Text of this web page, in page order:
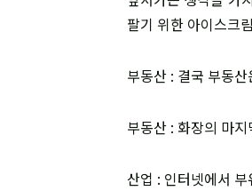
팔기 위한 아이스크
부동산 : 결국 부동
부동산 : 화장의 마
산업 : 인터넷에서